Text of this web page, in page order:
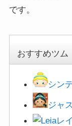
です。
おすすめツム
シン
ジャ
レ